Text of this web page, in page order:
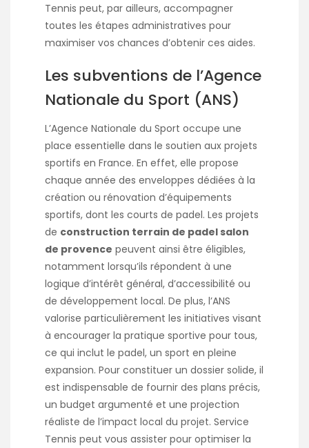
Tennis peut, par ailleurs, accompagner
toutes les étapes administratives pour
maximiser vos chances d’obtenir ces aides.
Les subventions de l’Agence
Nationale du Sport (ANS)
L’Agence Nationale du Sport occupe une
place essentielle dans le soutien aux projets
sportifs en France. En effet, elle propose
chaque année des enveloppes dédiées à la
création ou rénovation d’équipements
sportifs, dont les courts de padel. Les projets
de construction terrain de padel salon
de provence peuvent ainsi être éligibles,
notamment lorsqu’ils répondent à une
logique d’intérêt général, d’accessibilité ou
de développement local. De plus, l’ANS
valorise particulièrement les initiatives visant
à encourager la pratique sportive pour tous,
ce qui inclut le padel, un sport en pleine
expansion. Pour constituer un dossier solide, il
est indispensable de fournir des plans précis,
un budget argumenté et une projection
réaliste de l’impact local du projet. Service
Tennis peut vous assister pour optimiser la